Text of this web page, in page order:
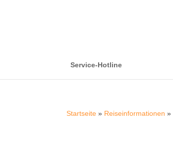
Service-Hotline
Startseite » Reiseinformationen »